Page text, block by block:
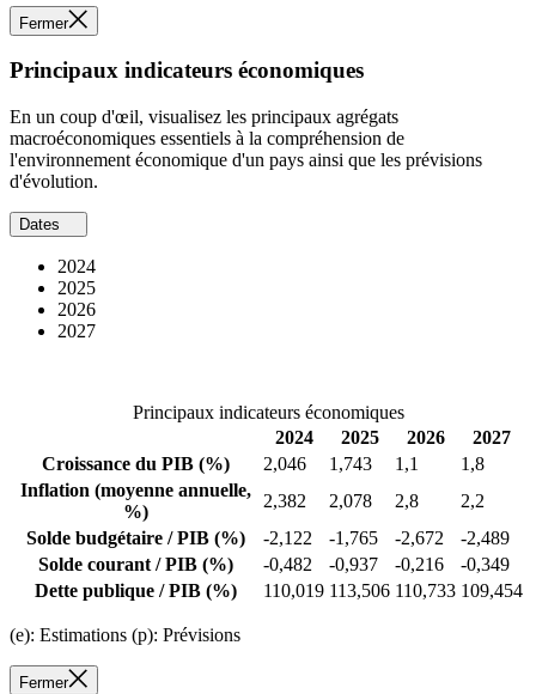
Fermer
Principaux indicateurs économiques
En un coup d'œil, visualisez les principaux agrégats
macroéconomiques essentiels à la compréhension de
l'environnement économique d'un pays ainsi que les prévisions
d'évolution.
Dates
2024
2025
2026
2027
Principaux indicateurs économiques
2024
2025 2026
2027
Croissance du PIB (%) 2,046 1,743 1,1
1,8
Inflation (moyenne annuelle,
%)
2,382 2,078 2,8
2,2
Solde budgétaire / PIB (%) -2,122 -1,765 -2,672
-2,489
Solde courant / PIB (%) -0,482 -0,937 -0,216
-0,349
Dette publique / PIB (%) 110,019 113,506 110,733 109,454
(e): Estimations (p): Prévisions
Fermer